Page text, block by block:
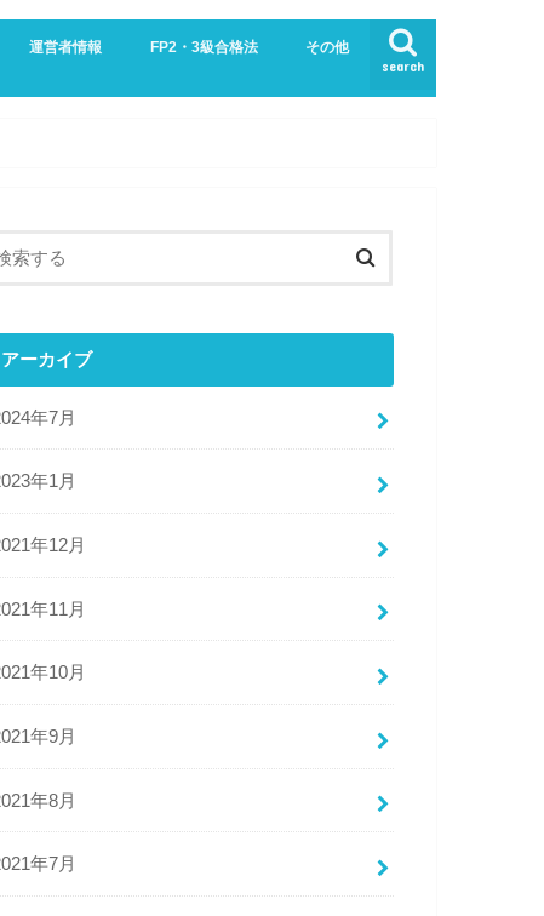
search
界
運営者情報 FP2・3級合格法 その他
生活
お問い合わせ
プライバシーポリシー・免責事項
サイトマップ
アーカイブ
年7月
年1月
年12月
年11月
年10月
年9月
年8月
年7月